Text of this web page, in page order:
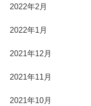
2022年2月
2022年1月
2021年12月
2021年11月
2021年10月